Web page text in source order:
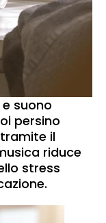
suono
persino
il
riduce
stress